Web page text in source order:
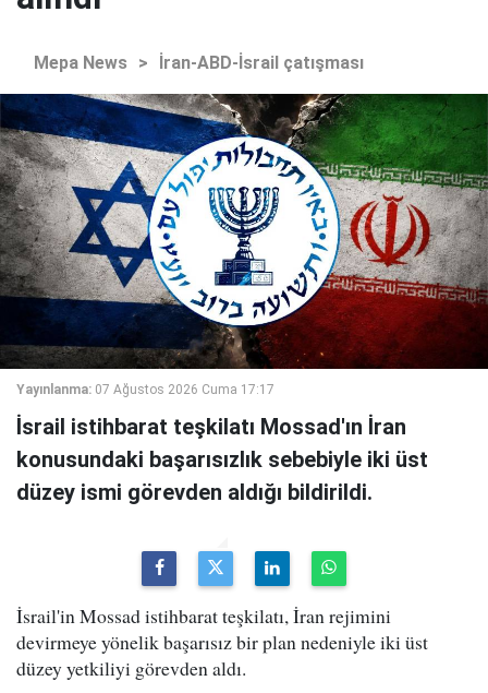
Mepa News > İran-ABD-İsrail çatışması
Yayınlanma: 07 Ağustos 2026 Cuma 17:17
İsrail istihbarat teşkilatı Mossad'ın İran
konusundaki başarısızlık sebebiyle iki üst
düzey ismi görevden aldığı bildirildi.
İsrail'in Mossad istihbarat teşkilatı, İran rejimini
devirmeye yönelik başarısız bir plan nedeniyle iki üst
düzey yetkiliyi görevden aldı.